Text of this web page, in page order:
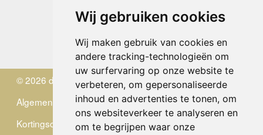
Wij gebruiken cookies
Wij maken gebruik van cookies en
andere tracking-technologieën om
uw surfervaring op onze website te
verbeteren, om gepersonaliseerde
inhoud en advertenties te tonen, om
ons websiteverkeer te analyseren en
om te begrijpen waar onze
Donderdag
10.00 - 12.30 en 13.30 - 17.00
Vrijdag 10.00 - 12.30 en 13.30 - 17.00
Zaterdag
gesloten
Zondag gesloten
© 2026 de Zwerver
Algemene Voorwaarden
Kortingscode